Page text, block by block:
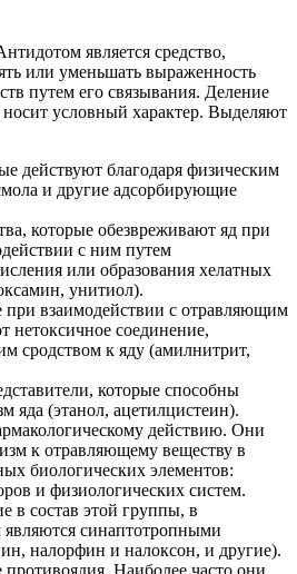
является средство,
или уменьшать выраженность
путем его связывания. Деление
условный характер. Выделяют
действуют благодаря физическим
и другие адсорбирующие
которые обезвреживают яд при
с ним путем
или образования хелатных
унитиол).
взаимодействии с отравляющим
нетоксичное соединение,
сродством к яду (амилнитрит,
которые способны
яда (этанол, ацетилцистеин).
действию. Они
к отравляющему веществу в
биологических элементов:
и физиологических систем.
в состав этой группы, в
являются синаптотропными
налорфин и налоксон, и другие).
Наиболее часто они